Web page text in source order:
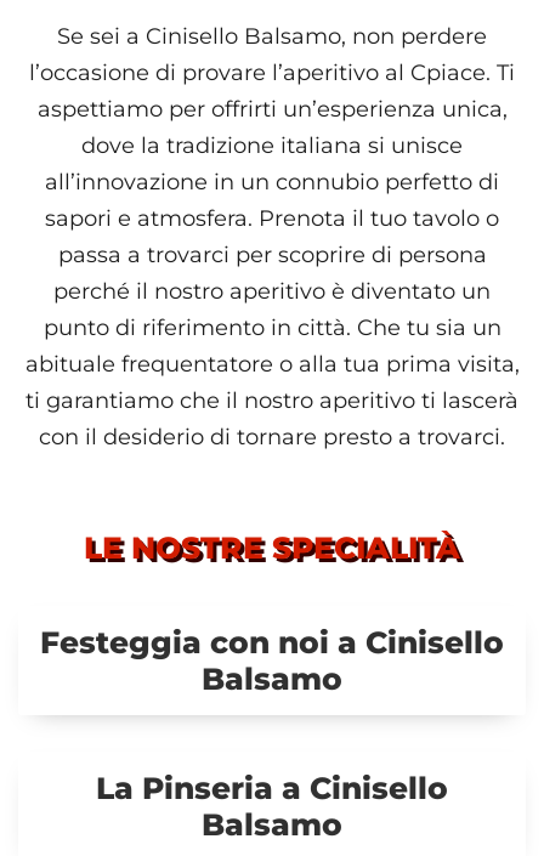
Se sei a Cinisello Balsamo, non perdere
l’occasione di provare l’aperitivo al Cpiace. Ti
aspettiamo per offrirti un’esperienza unica,
dove la tradizione italiana si unisce
all’innovazione in un connubio perfetto di
sapori e atmosfera. Prenota il tuo tavolo o
passa a trovarci per scoprire di persona
perché il nostro aperitivo è diventato un
punto di riferimento in città. Che tu sia un
abituale frequentatore o alla tua prima visita,
ti garantiamo che il nostro aperitivo ti lascerà
con il desiderio di tornare presto a trovarci.
LE NOSTRE SPECIALITÀ
Festeggia con noi a Cinisello
Balsamo
La Pinseria a Cinisello
Balsamo